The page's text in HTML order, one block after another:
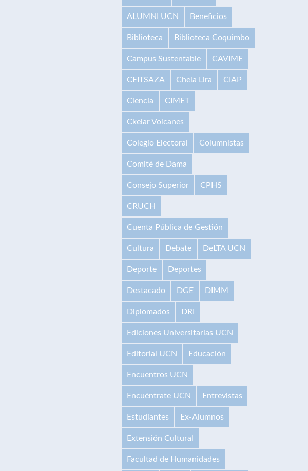
ALUMNI UCN Beneficios
Biblioteca Biblioteca Coquimbo
Campus Sustentable CAVIME
CEITSAZA Chela Lira CIAP
Ciencia CIMET
Ckelar Volcanes
Colegio Electoral Columnistas
Comité de Dama
Consejo Superior CPHS
CRUCH
Cuenta Pública de Gestión
Cultura Debate DeLTA UCN
Deporte Deportes
Destacado DGE DIMM
Diplomados DRI
Ediciones Universitarias UCN
Editorial UCN Educación
Encuentros UCN
Encuéntrate UCN Entrevistas
Estudiantes Ex-Alumnos
Extensión Cultural
Facultad de Humanidades